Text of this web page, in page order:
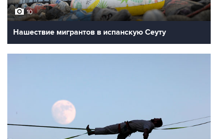
10
Нашествие мигрантов в испанскую Сеуту